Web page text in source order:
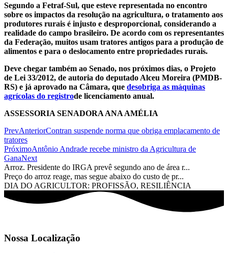
Segundo a Fetraf-Sul, que esteve representada no encontro
sobre os impactos da resolução na agricultura, o tratamento aos
produtores rurais é injusto e desproporcional, considerando a
realidade do campo brasileiro. De acordo com os representantes
da Federação, muitos usam tratores antigos para a produção de
alimentos e para o deslocamento entre propriedades rurais.
Deve chegar também ao Senado, nos próximos dias, o Projeto
de Lei 33/2012, de autoria do deputado Alceu Moreira (PMDB-
RS) e já aprovado na Câmara, que desobriga as máquinas
agrícolas do registrode licenciamento anual.
ASSESSORIA SENADORA ANA AMÉLIA
PrevAnteriorContran suspende norma que obriga emplacamento de
tratores
PróximoAntônio Andrade recebe ministro da Agricultura de
GanaNext
Arroz. Presidente do IRGA prevê segundo ano de área r...
Preço do arroz reage, mas segue abaixo do custo de pr...
DIA DO AGRICULTOR: PROFISSÃO, RESILIÊNCIA
Nossa Localização